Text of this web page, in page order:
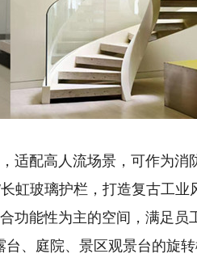
配高人流场景，可作为消
玻璃护栏，打造复古工业
能性为主的空间，满足员
、庭院、景区观景台的旋